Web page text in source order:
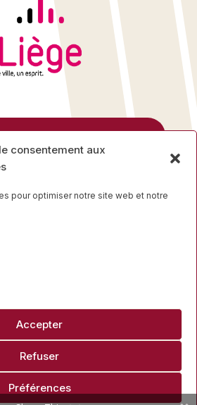
consentement aux
pour optimiser notre site web et notre
Accepter
Refuser
Préférences
4000 Liège
04 223 16 34
info@liegesport.be
Liège Sport
parPg Design